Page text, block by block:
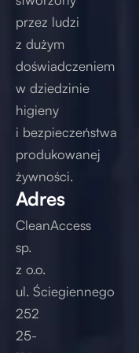
przez ludzi
z dużym
doświadczeniem
w dziedzinie
higieny
i bezpieczeństwa
produkowanej
żywności.
Adres
CleanAccess
sp.
z o.o.
ul. Ściegiennego
252
25-